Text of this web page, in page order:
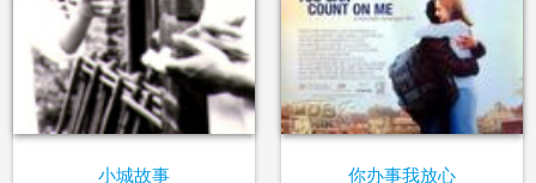
小城故事 你办事我放心